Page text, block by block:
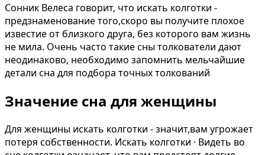
Сонник Велеса говорит, что искать колготки -
предзнаменование того,скоро вы получите плохое
известие от близкого друга, без которого вам жизнь
не мила. Очень часто такие сны толкователи дают
неодинаково, необходимо запомнить мельчайшие
детали сна для подбора точных толкований
Значение сна для женщины
Для женщины искать колготки - значит,вам угрожает
потеря собственности. Искать колготки · Видеть во